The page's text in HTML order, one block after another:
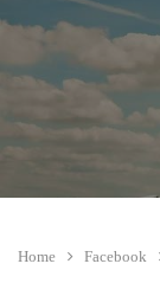
Home Facebook